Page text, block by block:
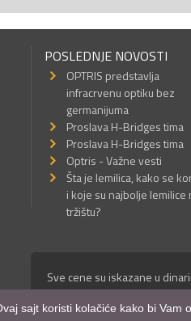
POSLEDNJE NOVOSTI
OPTRIS predstavlja
infracrvenu optiku bez
germanijuma
Proslava H-Bridges tima
Proslava H-Bridges tima
Optris - Važne vesti
Šta je lemilica, kako se
i koje su najbolje lemilice
tržištu?
Sve cene su iskazane u
© Mikro Princ 1999 - 2026.
Kreirao*nbgcreator |
sajt koristi kolačiće kako bi